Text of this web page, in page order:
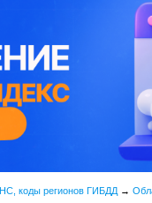
коды регионов ГИБДД →